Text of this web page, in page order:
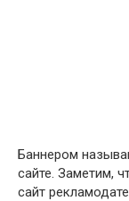
Баннером
сайте. Заметим,
сайт